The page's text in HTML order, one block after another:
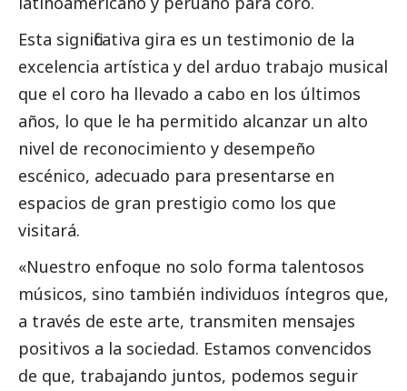
Esta significativa gira es un testimonio de la
excelencia artística y del arduo trabajo musical
que el coro ha llevado a cabo en los últimos
años, lo que le ha permitido alcanzar un alto
nivel de reconocimiento y desempeño
escénico, adecuado para presentarse en
espacios de gran prestigio como los que
visitará.
«Nuestro enfoque no solo forma talentosos
músicos, sino también individuos íntegros que,
a través de este arte, transmiten mensajes
positivos a la sociedad. Estamos convencidos
de que, trabajando juntos, podemos seguir